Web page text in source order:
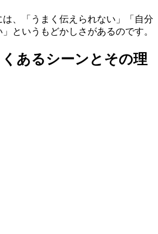
、「うまく伝えられない」「自分
というもどかしさがあるのです。
あるシーンとその理